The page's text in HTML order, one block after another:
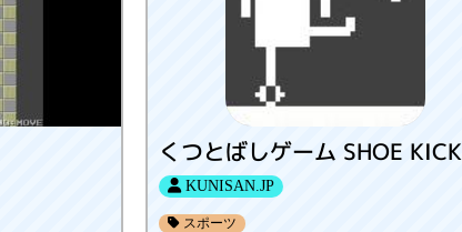
くつとばしゲーム SHOE KICK
KUNISAN.JP
スポーツ